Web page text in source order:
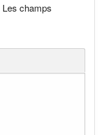
Les champs